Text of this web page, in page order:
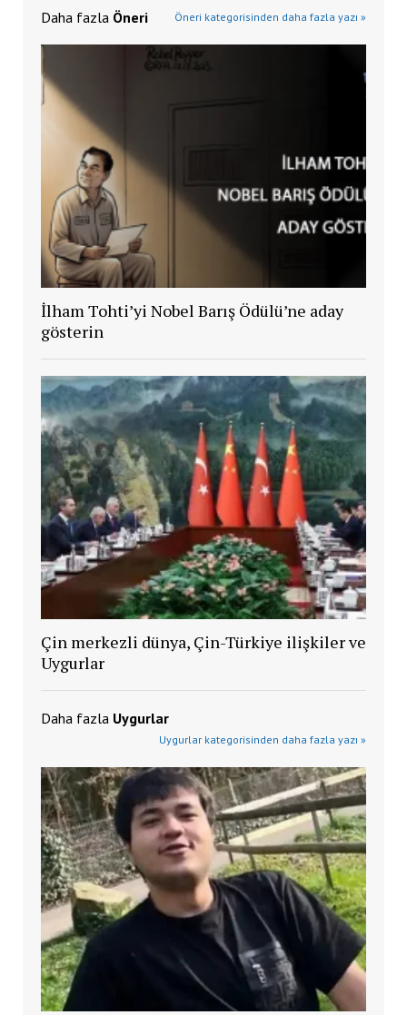
Daha fazla Öneri Öneri kategorisinden daha fazla yazı »
İlham Tohti’yi Nobel Barış Ödülü’ne aday
gösterin
Çin merkezli dünya, Çin-Türkiye ilişkiler ve
Uygurlar
Daha fazla Uygurlar
Uygurlar kategorisinden daha fazla yazı »